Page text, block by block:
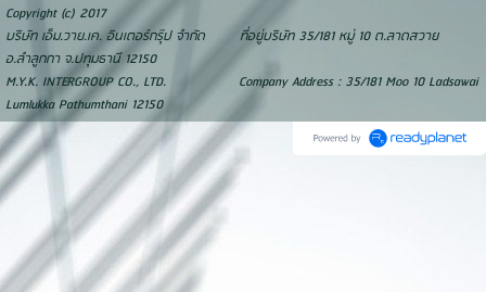
Copyright (c) 2017
บริษัท เอ็ม.วาย.เค. อินเตอร์กรุ๊ป จำกัด ที่อยู่บริษัท 35/181 หมู่ 10 ต.ลาดสวาย
อ.ลำลูกกา จ.ปทุมธานี 12150
M.Y.K. INTERGROUP CO., LTD. Company Address : 35/181 Moo 10 Ladsawai
Lumlukka Pathumthani 12150